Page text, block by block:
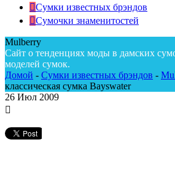
Сумки известных брэндов
Сумочки знаменитостей
Mulberry
Сайт о тенденциях моды в дамских
моделей сумок.
Домой - Сумки известных брэндов -
классическая сумка Bayswater
26 Июл 2009